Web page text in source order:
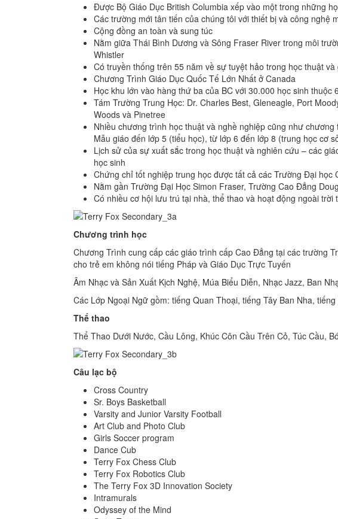
Được Bộ Giáo Dục British Columbia xếp vào một trong những
Các trường mới tân tiến của chúng tôi với thiết bị và công nghệ
Cộng đồng an toàn và sung túc
Nằm giữa Thái Bình Dương và Sông Fraser River trong môi
Whistler
Có truyền thống trên 55 năm về sự tuyệt hảo trong học thuật và
Chương Trình Giáo Dục Quốc Tế Lớn Nhất ở Canada
Học khu lớn vào hàng thứ ba của BC với 30.000 học sinh thuộc
Tám Trường Trung Học: Dr. Charles Best, Gleneagle, Port
Woods và Pinetree
Nhiều chương trình học thuật và nghề nghiệp cũng như
Mẫu giáo đến lớp 5 (tiểu học), từ lớp 6 đến lớp 8 (trung học cơ
Lịch sử của sự xuất sắc trong học thuật và nghiên cứu – các
học sinh
Chứng chỉ tốt nghiệp trung học được tất cả các Trường Đại học
Nằm gần Trường Đại Học Simon Fraser, Trường Cao Đẳng
Có nhiều cơ hội lưu trú tại nhà, thể thao và hoạt động ngoài trời
Chương trình học
Chương Trình cung cấp các giáo trình cấp Cao Đẳng tại các trường
cho trẻ em không nói tiếng Pháp và Giáo Dục Trực Tuyến
Âm Nhạc và Sản Xuất Kịch Nghệ, Múa Biểu Diễn, Nhạc Jazz, Ban
Các Lớp Ngoại Ngữ gồm: tiếng Quan Thoại, tiếng Tây Ban Nha,
Thể thao
Thể Thao Dưới Nước, Cầu Lông, Khúc Côn Cầu Trên Cỏ, Túc Cầu,
Câu lạc bộ
Cross Country
Sr. Boys Basketball
Varsity and Junior Varsity Football
Art Club and Photo Club
Girls Soccer program
Dance Cub
Terry Fox Chess Club
Terry Fox Robotics Club
The Terry Fox 3D Innovation Society
Intramurals
Odyssey of the Mind